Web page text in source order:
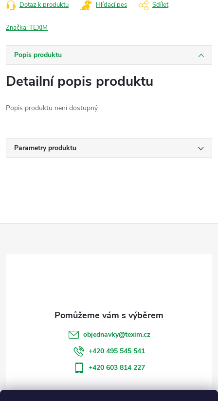
Dotaz k produktu Hlídací pes Sdílet
Značka:TEXIM
Popis produktu
Detailní popis produktu
Popis produktu není dostupný
Parametry produktu
objednavky@texim.cz
+420 495 545 541
+420 603 814 227